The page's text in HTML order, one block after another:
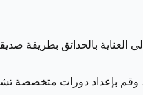
بالحدائق بطريقة
وقم بإعداد دورات